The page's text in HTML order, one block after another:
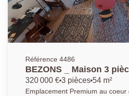
qu'une salle de bains avec
qu'une cave pour votre stockage
stationner votre véhicule en
compléter la prestation. Vous
magnifique vue tout en
premium. Visite sur rendez-vous,
contacter l'agence.
Référence 4486
BEZONS _ Maison 3
320 000 € 3 pièces 54 m²
Emplacement Premium au coeur